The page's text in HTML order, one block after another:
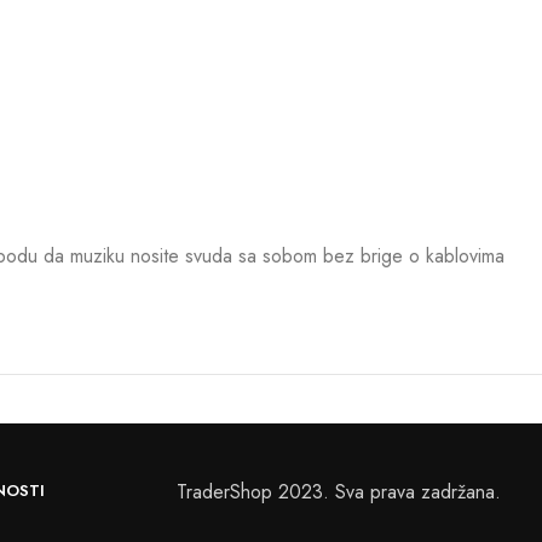
da muziku nosite svuda sa sobom bez brige o kablovima
TraderShop 2023. Sva prava zadržana.